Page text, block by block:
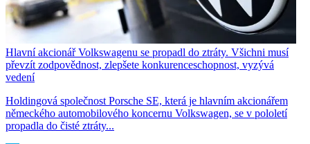
Hlavní akcionář Volkswagenu se propadl do ztráty. Všichni musí
převzít zodpovědnost, zlepšete konkurenceschopnost, vyzývá
vedení
Holdingová společnost Porsche SE, která je hlavním akcionářem
německého automobilového koncernu Volkswagen, se v pololetí
propadla do čisté ztráty...